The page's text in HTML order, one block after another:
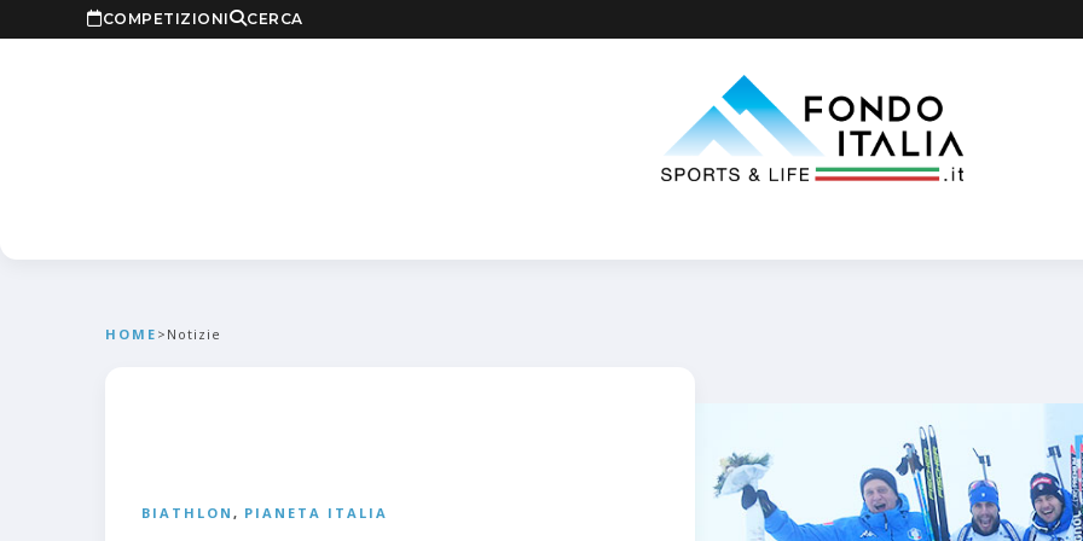
COMPETIZIONI CERCA
HOME > Notizie
BIATHLON , PIANETA ITALIA